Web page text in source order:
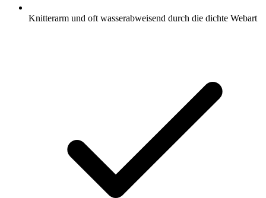
Knitterarm und oft wasserabweisend durch die dichte Webart